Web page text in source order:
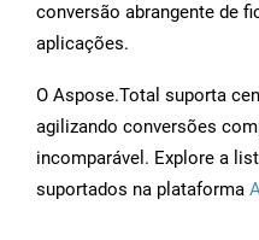
conversão abrangente de
aplicações.
O Aspose.Total suporta
agilizando conversões
incomparável. Explore a
suportados na plataforma